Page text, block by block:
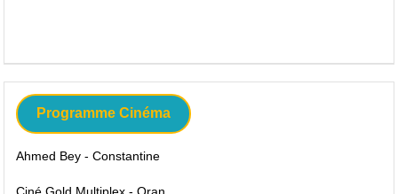
Programme Cinéma
Ahmed Bey - Constantine